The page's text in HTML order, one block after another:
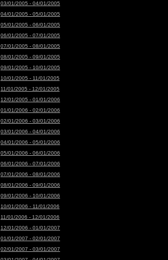
03/01/2005 - 04/01/2005
04/01/2005 - 05/01/2005
05/01/2005 - 06/01/2005
06/01/2005 - 07/01/2005
07/01/2005 - 08/01/2005
08/01/2005 - 09/01/2005
09/01/2005 - 10/01/2005
10/01/2005 - 11/01/2005
11/01/2005 - 12/01/2005
12/01/2005 - 01/01/2006
01/01/2006 - 02/01/2006
02/01/2006 - 03/01/2006
03/01/2006 - 04/01/2006
04/01/2006 - 05/01/2006
05/01/2006 - 06/01/2006
06/01/2006 - 07/01/2006
07/01/2006 - 08/01/2006
08/01/2006 - 09/01/2006
09/01/2006 - 10/01/2006
10/01/2006 - 11/01/2006
11/01/2006 - 12/01/2006
12/01/2006 - 01/01/2007
01/01/2007 - 02/01/2007
02/01/2007 - 03/01/2007